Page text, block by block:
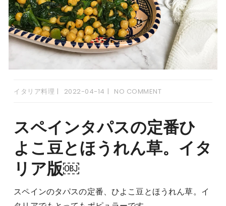
イタリア料理 2022-04-14 NO COMMENT
スペインタパスの定番ひ
よこ豆とほうれん草。イタ
リア版￼
スペインのタパスの定番、ひよこ豆とほうれん草。イ